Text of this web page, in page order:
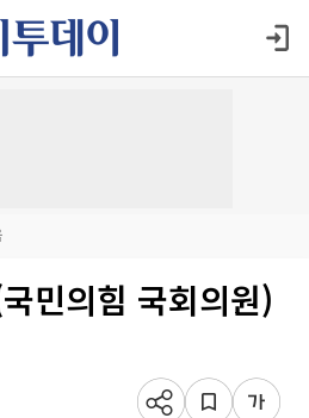
민의힘 국회의원)